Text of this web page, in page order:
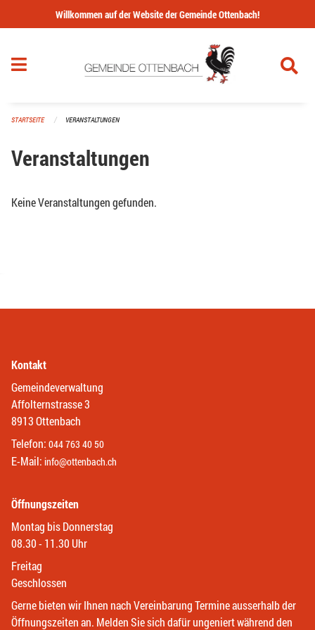
Navigation überspringen
Willkommen auf der Website der Gemeinde Ottenbach!
STARTSEITE VERANSTALTUNGEN
Veranstaltungen
Keine Veranstaltungen gefunden.
Kontakt
Gemeindeverwaltung
Affolternstrasse 3
8913 Ottenbach
Telefon: 044 763 40 50
E-Mail: info@ottenbach.ch
Öffnungszeiten
Montag bis Donnerstag
08.30 - 11.30 Uhr
Freitag
Geschlossen
Gerne bieten wir Ihnen nach Vereinbarung Termine ausserhalb der
Öffnungszeiten an. Melden Sie sich dafür ungeniert während den